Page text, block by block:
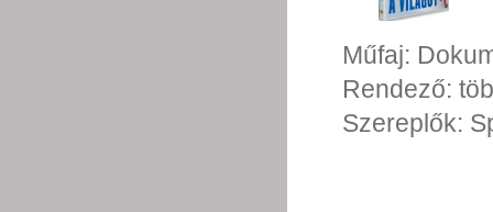
Műfaj:
Rendező:
Szereplők: